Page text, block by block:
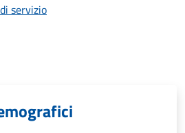
servizio